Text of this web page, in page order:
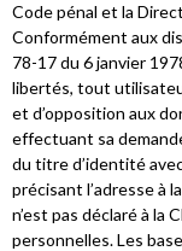
Code pénal et la
Conformément aux
78-17 du 6 janvier
libertés, tout
et d’opposition aux
effectuant sa
du titre d’identité
précisant l’adresse à
n’est pas déclaré à la
personnelles. Les